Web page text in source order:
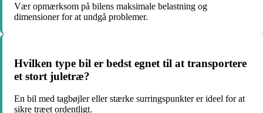
Vær opmærksom på bilens maksimale belastning og
dimensioner for at undgå problemer.
Hvilken type bil er bedst egnet til at transportere
et stort juletræ?
En bil med tagbøjler eller stærke surringspunkter er ideel for at
sikre træet ordentligt.